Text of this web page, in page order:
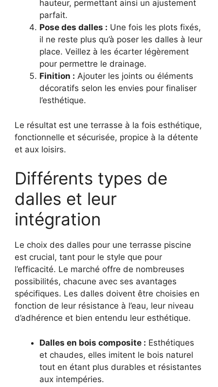
hauteur, permettant ainsi un ajustement
parfait.
Pose des dalles : Une fois les plots fixés,
il ne reste plus qu’à poser les dalles à leur
place. Veillez à les écarter légèrement
pour permettre le drainage.
Finition : Ajouter les joints ou éléments
décoratifs selon les envies pour finaliser
l’esthétique.
Le résultat est une terrasse à la fois esthétique,
fonctionnelle et sécurisée, propice à la détente
et aux loisirs.
Différents types de
dalles et leur
intégration
Le choix des dalles pour une terrasse piscine
est crucial, tant pour le style que pour
l’efficacité. Le marché offre de nombreuses
possibilités, chacune avec ses avantages
spécifiques. Les dalles doivent être choisies en
fonction de leur résistance à l’eau, leur niveau
d’adhérence et bien entendu leur esthétique.
Dalles en bois composite : Esthétiques
et chaudes, elles imitent le bois naturel
tout en étant plus durables et résistantes
aux intempéries.